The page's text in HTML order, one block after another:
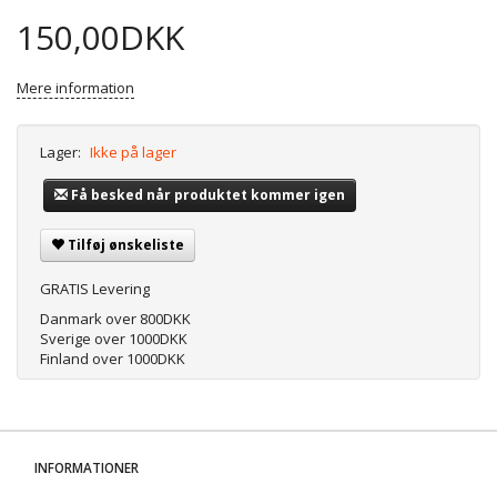
150,00DKK
Mere information
Lager: Ikke på lager
Få besked når produktet kommer igen
Tilføj ønskeliste
GRATIS Levering
Danmark over 800DKK
Sverige over 1000DKK
Finland over 1000DKK
INFORMATIONER